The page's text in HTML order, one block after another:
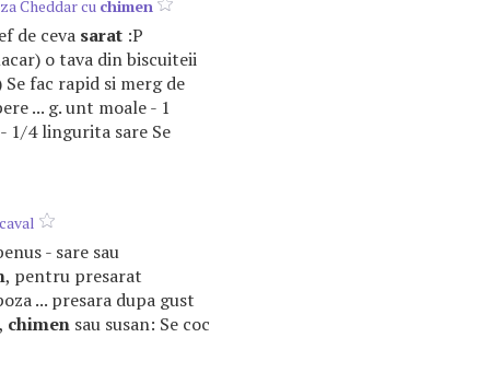
Cheddar cu chimen
de ceva sarat :P
o tava din biscuiteii
fac rapid si merg de
... g. unt moale - 1
1/4 lingurita sare Se
- sare sau
, pentru presarat
... presara dupa gust
chimen sau susan: Se coc